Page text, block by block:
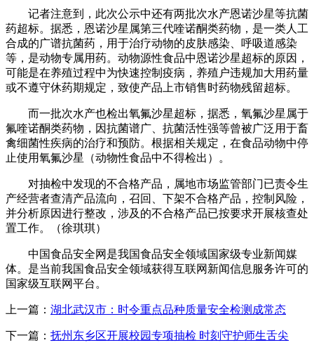
记者注意到，此次公示中还有两批次水产恩诺沙星等抗菌
药超标。据悉，恩诺沙星属第三代喹诺酮类药物，是一类人工
合成的广谱抗菌药，用于治疗动物的皮肤感染、呼吸道感染
等，是动物专属用药。动物源性食品中恩诺沙星超标的原因，
可能是在养殖过程中为快速控制疫病，养殖户违规加大用药量
或不遵守休药期规定，致使产品上市销售时药物残留超标。
而一批次水产也检出氧氟沙星超标，据悉，氧氟沙星属于
氟喹诺酮类药物，因抗菌谱广、抗菌活性强等曾被广泛用于畜
禽细菌性疾病的治疗和预防。根据相关规定，在食品动物中停
止使用氧氟沙星（动物性食品中不得检出）。
对抽检中发现的不合格产品，属地市场监管部门已责令生
产经营者查清产品流向，召回、下架不合格产品，控制风险，
并分析原因进行整改，涉及的不合格产品已按要求开展核查处
置工作。（徐琪琪）
中国食品安全网是我国食品安全领域国家级专业新闻媒
体。是当前我国食品安全领域获得互联网新闻信息服务许可的
国家级互联网平台。
上一篇： 湖北武汉市：时令重点品种质量安全检测成常态
下一篇： 抚州东乡区开展校园专项抽检 时刻守护师生舌尖